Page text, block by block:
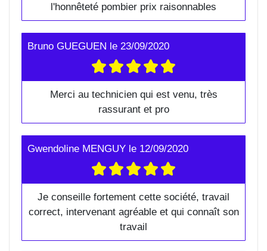
l'honnêteté pombier prix raisonnables
Bruno GUEGUEN le 23/09/2020
Merci au technicien qui est venu, très
rassurant et pro
Gwendoline MENGUY le 12/09/2020
Je conseille fortement cette société, travail
correct, intervenant agréable et qui connaît son
travail